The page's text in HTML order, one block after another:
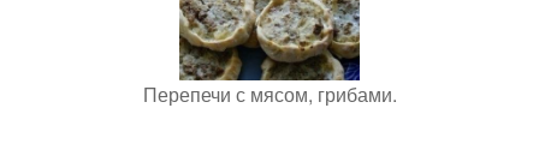
Перепечи с мясом, грибами.